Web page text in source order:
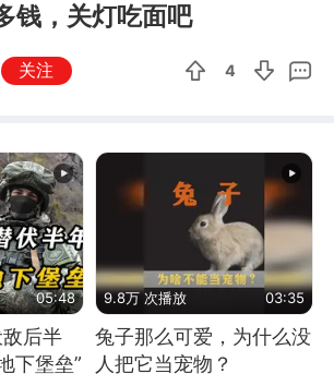
钱，关灯吃面吧
关注 4
05:48
后半
下堡垒”
9.8万 次播放 03:35
兔子那么可爱，为什么没
人把它当宠物？